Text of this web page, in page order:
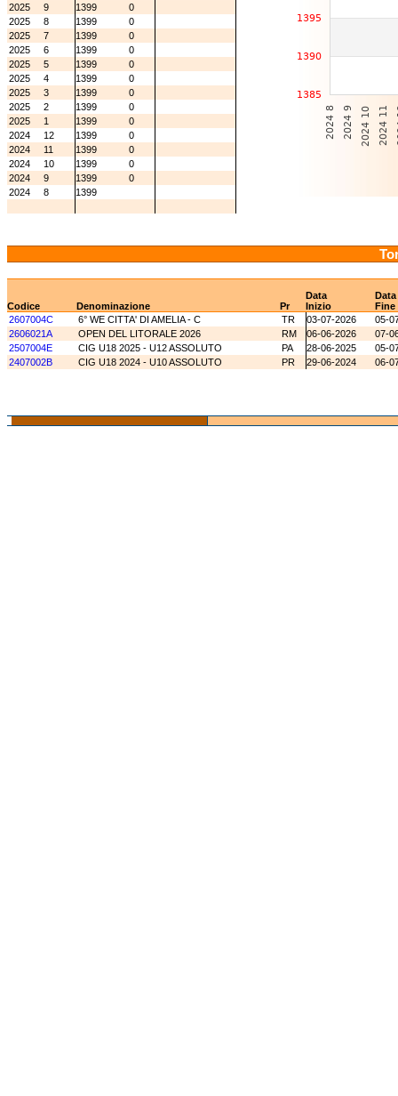
2025
9 1399
0
2025
8 1399
0
2025
7 1399
0
2025
6 1399
0
2025
5 1399
0
2025
4 1399
0
2025
3 1399
0
2025
2 1399
0
2025
1 1399
0
2024
12 1399
0
2024
11 1399
0
2024
10 1399
0
2024
9 1399
0
2024
8 1399
Data
Data
Codice
Denominazione Pr Inizio
Fine
2607004C
6° WE CITTA' DI AMELIA - C TR 03-07-2026
05-
2606021A
OPEN DEL LITORALE 2026 RM 06-06-2026
07-
2507004E
CIG U18 2025 - U12 ASSOLUTO PA 28-06-2025
05-
2407002B
CIG U18 2024 - U10 ASSOLUTO PR 29-06-2024 06-